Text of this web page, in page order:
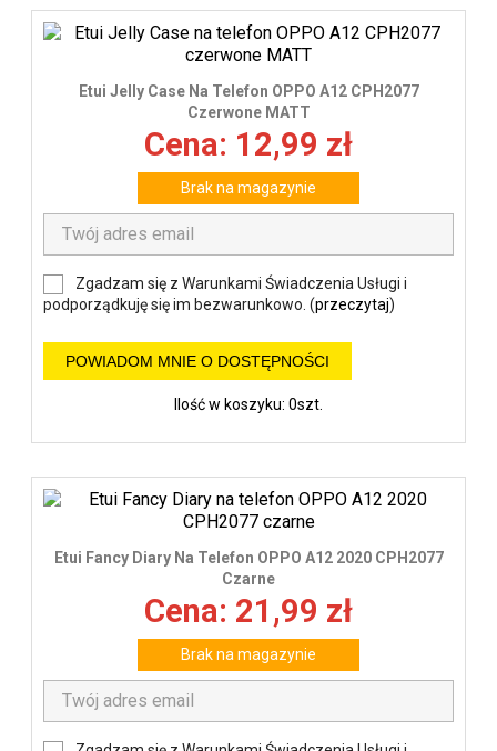
Etui Jelly Case Na Telefon OPPO A12 CPH2077
Czerwone MATT
Cena: 12,99 zł
Brak na magazynie
Zgadzam się z Warunkami Świadczenia Usługi i
podporządkuję się im bezwarunkowo. (przeczytaj)
POWIADOM MNIE O DOSTĘPNOŚCI
Ilość w koszyku: 0szt.
Etui Fancy Diary Na Telefon OPPO A12 2020 CPH2077
Czarne
Cena: 21,99 zł
Brak na magazynie